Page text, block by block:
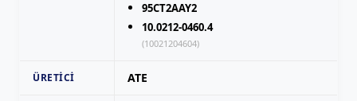
95CT2AAY2
10.0212-0460.4
(10021204604)
ÜRETICI ATE